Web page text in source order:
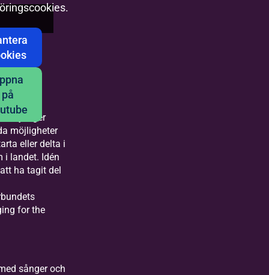
på
Vi sjunger
möjligheter
eller delta i
i landet. Idén
ha tagit del
for the
sånger och